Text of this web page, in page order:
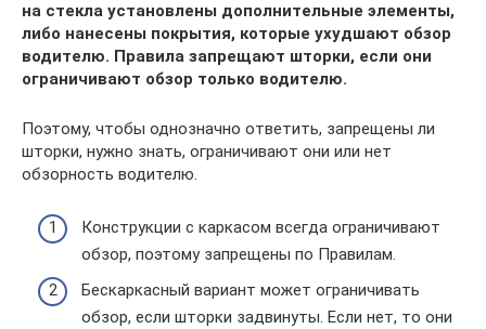
на стекла установлены дополнительные элементы,
либо нанесены покрытия, которые ухудшают обзор
водителю. Правила запрещают шторки, если они
ограничивают обзор только водителю.
Поэтому, чтобы однозначно ответить, запрещены ли
шторки, нужно знать, ограничивают они или нет
обзорность водителю.
Конструкции с каркасом всегда ограничивают
обзор, поэтому запрещены по Правилам.
Бескаркасный вариант может ограничивать
обзор, если шторки задвинуты. Если нет, то они